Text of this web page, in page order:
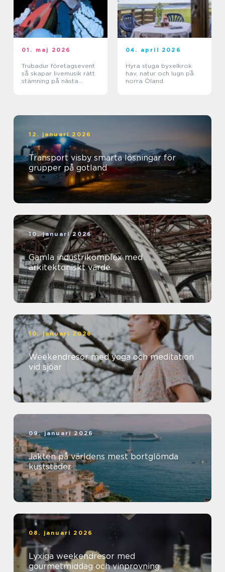
01. maj 2026
Trubadur företagsevent
så skapar livemusik rätt
stämning på nästa
04. april 2026
Hyra stuga byxelkrok
hav, natur och lugn på
norra Öland
12. januari 2026
Transport visby smarta lösningar för
grupper på gotland
10. januari 2026
Gamla industrikomplex med
arkitektoniskt värde
10. januari 2026
Weekendresor med yoga och meditation
vid sjöar
09. januari 2026
Jakten på världens mest bortglömda
kuststäder
08. januari 2026
Lyxiga weekendresor med
gourmetmiddag och vinprovning